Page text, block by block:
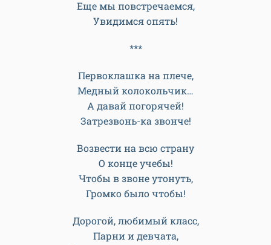
Звенит звонок, печалится…
А ну, не горевать!
Еще мы повстречаемся,
Увидимся опять!
***